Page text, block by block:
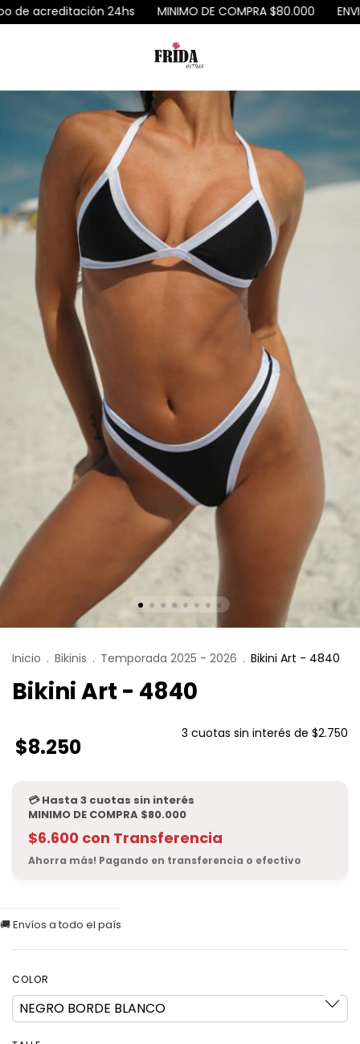
acreditación 24hs MINIMO DE COMPRA $80.000 ENVIOS
Inicio . Bikinis . Temporada 2025 - 2026 . Bikini Art - 4840
Bikini Art - 4840
$8.250
3 cuotas sin interés de $2.750
$6.600 con Transferencia
COLOR